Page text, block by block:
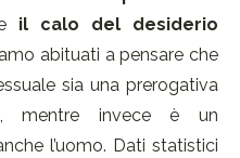
il calo del desiderio
abituati a pensare che
sia una prerogativa
mentre invece è un
l’uomo. Dati statistici